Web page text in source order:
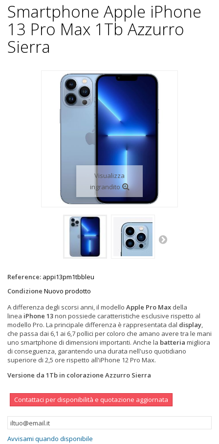
Smartphone Apple iPhone
13 Pro Max 1Tb Azzurro
Sierra
Visualizza
ingrandito
Reference: appi13pm1tbbleu
Condizione Nuovo prodotto
A differenza degli scorsi anni, il modello Apple Pro Max della
linea iPhone 13non possiede caratteristiche esclusive rispetto al
modello Pro. La principale differenza è rappresentata dal display,
che passa dai 6,1 ai 6,7 pollici per coloro che amano avere tra le mani
uno smartphone di dimensioni importanti. Anche la batteria migliora
di conseguenza, garantendo una durata nell'uso quotidiano
superiore di 2,5 ore rispetto all'iPhone 12 Pro Max.
Versione da 1Tb in colorazione Azzurro Sierra
Contattaci per disponibilità e quotazione aggiornata
Avvisami quando disponibile